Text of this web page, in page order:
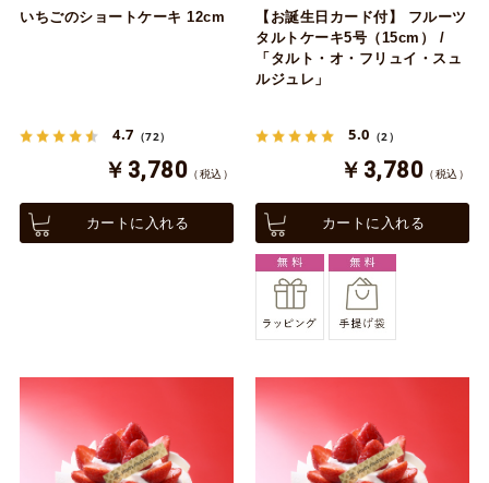
いちごのショートケーキ 12cm
4.7 （72）
￥3,780 （税込）
カートに入れる
【お誕生日カード付】 フルーツ
タルトケーキ5号（15cm） /
「タルト・オ・フリュイ・スュ
ルジュレ」
5.0 （2）
￥3,780 （税込）
カートに入れる